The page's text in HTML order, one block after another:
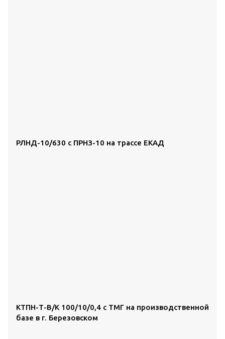
РЛНД-10/630 с ПРНЗ-10 на трассе ЕКАД
КТПН-Т-В/К 100/10/0,4 с ТМГ на производственной
базе в г. Березовском